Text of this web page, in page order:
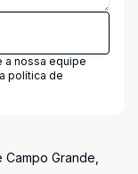
a nossa equipe
política de
Grande,